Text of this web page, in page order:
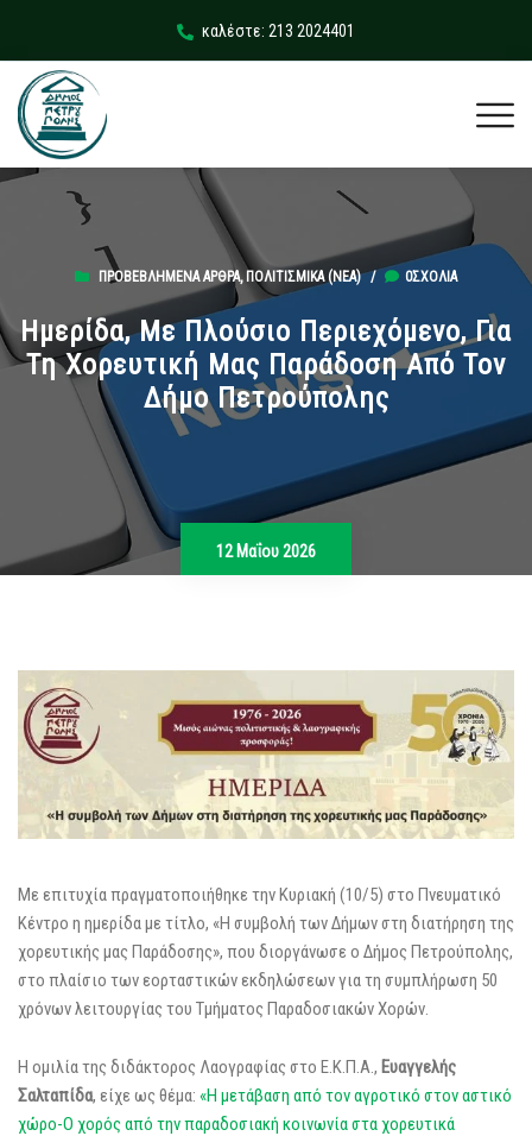
καλέστε: 213 2024401
ΠΡΟΒΕΒΛΗΜΈΝΑ ΆΡΘΡΑ, ΠΟΛΙΤΙΣΜΙΚΆ (ΝΕΑ)/ 0ΣΧΌΛΙΑ
Ημερίδα, Με Πλούσιο Περιεχόμενο, Για
Τη Χορευτική Μας Παράδοση Από Τον
Δήμο Πετρούπολης
12 Μαΐου 2026
Με επιτυχία πραγματοποιήθηκε την Κυριακή (10/5) στο Πνευματικό
Κέντρο η ημερίδα με τίτλο, «Η συμβολή των Δήμων στη διατήρηση της
χορευτικής μας Παράδοσης», που διοργάνωσε ο Δήμος Πετρούπολης,
στο πλαίσιο των εορταστικών εκδηλώσεων για τη συμπλήρωση 50
χρόνων λειτουργίας του Τμήματος Παραδοσιακών Χορών.
Η ομιλία της διδάκτορος Λαογραφίας στο Ε.Κ.Π.Α., Ευαγγελής
Σαλταπίδα, είχε ως θέμα: «Η μετάβαση από τον αγροτικό στον αστικό
χώρο-Ο χορός από την παραδοσιακή κοινωνία στα χορευτικά